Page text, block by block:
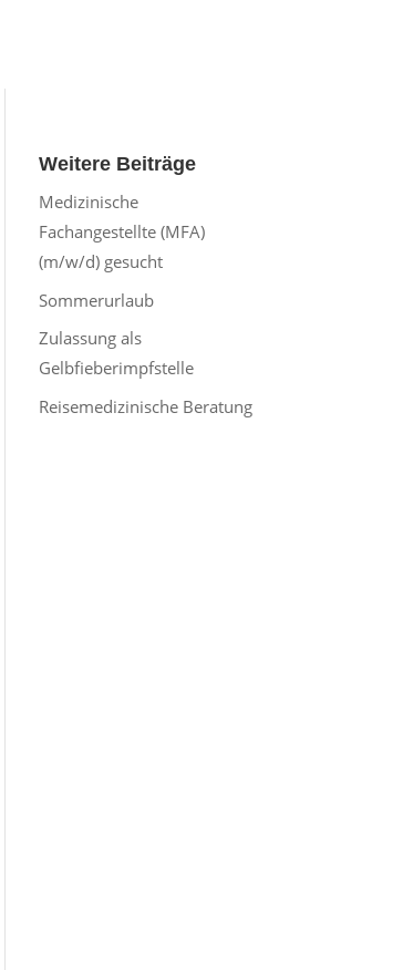
Weitere Beiträge
Medizinische
Fachangestellte (MFA)
(m/w/d) gesucht
Sommerurlaub
Zulassung als
Gelbfieberimpfstelle
Reisemedizinische Beratung